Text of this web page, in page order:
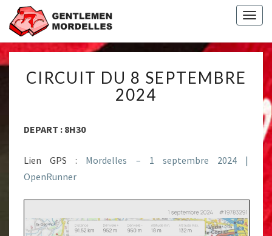
DU
8
SEPTEMBRE
CIRCUIT DU 8 SEPTEMBRE
2024
DEPART : 8H30
Lien GPS : Mordelles – 1 septembre 2024 |
OpenRunner